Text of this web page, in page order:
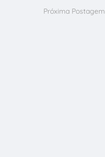
Próxima Postagem